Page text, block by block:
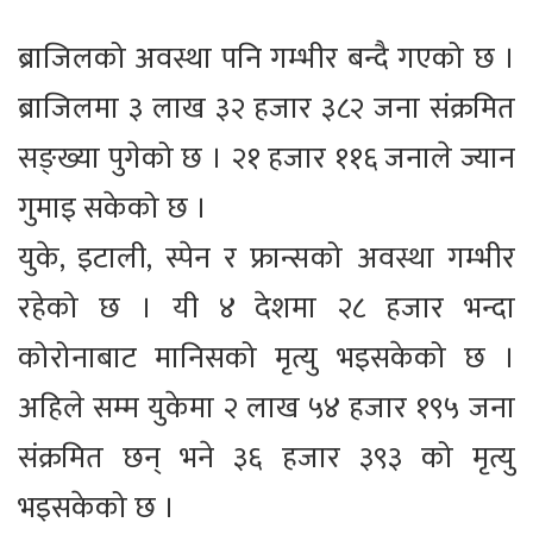
ब्राजिलको अवस्था पनि गम्भीर बन्दै गएको छ ।
ब्राजिलमा ३ लाख ३२ हजार ३८२ जना संक्रमित
सङ्ख्या पुगेको छ । २१ हजार ११६ जनाले ज्यान
गुमाइ सकेको छ ।
युके, इटाली, स्पेन र फ्रान्सको अवस्था गम्भीर
रहेको छ । यी ४ देशमा २८ हजार भन्दा
कोरोनाबाट मानिसको मृत्यु भइसकेको छ ।
अहिले सम्म युकेमा २ लाख ५४ हजार १९५ जना
संक्रमित छन् भने ३६ हजार ३९३ को मृत्यु
भइसकेको छ ।